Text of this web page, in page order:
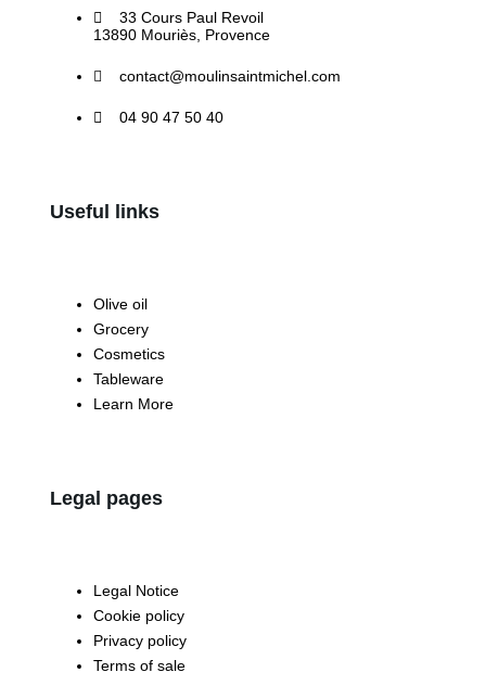
33 Cours Paul Revoil
13890 Mouriès, Provence
contact@moulinsaintmichel.com
04 90 47 50 40
Useful links
Olive oil
Grocery
Cosmetics
Tableware
Learn More
Legal pages
Legal Notice
Cookie policy
Privacy policy
Terms of sale